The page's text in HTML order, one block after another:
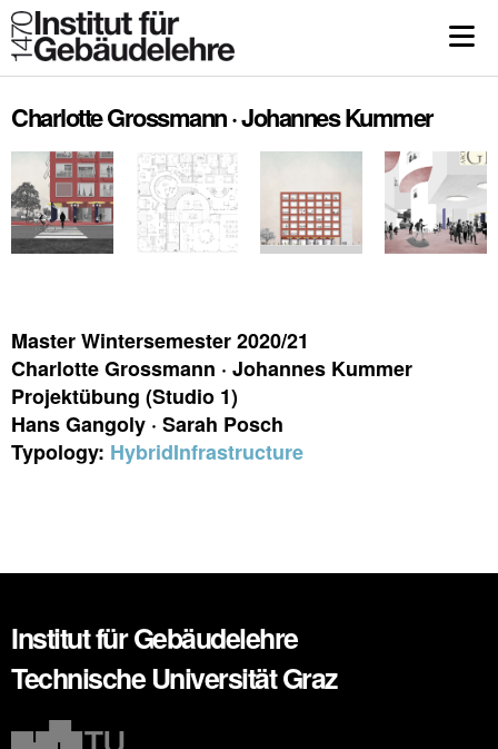
Charlotte Grossmann · Johannes Kummer
Master Wintersemester 2020/21
Charlotte Grossmann · Johannes Kummer
Projektübung (Studio 1)
Hans Gangoly · Sarah Posch
Typology: HybridInfrastructure
Institut für Gebäudelehre
Technische Universität Graz